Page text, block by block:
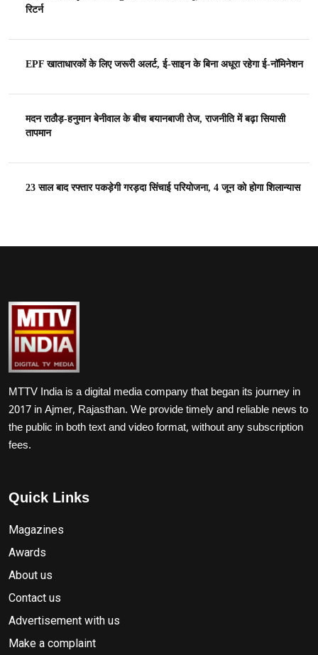
रिटर्न
EPF खाताधारकों के लिए जरूरी अलर्ट, ई-साइन के बिना अधूरा रहेगा ई-नॉमिनेशन
मदन राठौड़-हनुमान बेनीवाल के बीच बयानबाजी तेज, राजनीति में बढ़ा सियासी
तापमान
23 साल बाद रफ्तार पकड़ेगी गरड़दा सिंचाई परियोजना, 4 जून को होगा शिलान्यास
MTTV India is a digital media company that began its journey in
2017 in Ajmer, Rajasthan. We provide timely and reliable news to
the public in both text and video format, without any subscription
fees.
Quick Links
Magazines
Awards
About us
Contact us
Advertisement with us
Make a complaint